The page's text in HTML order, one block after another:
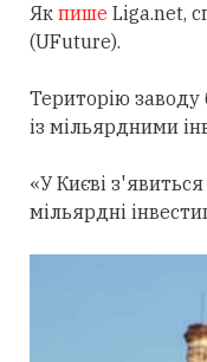
Як пише Liga.net,
(UFuture).
Територію заводу
із мільярдними
«У Києві
мільярдні